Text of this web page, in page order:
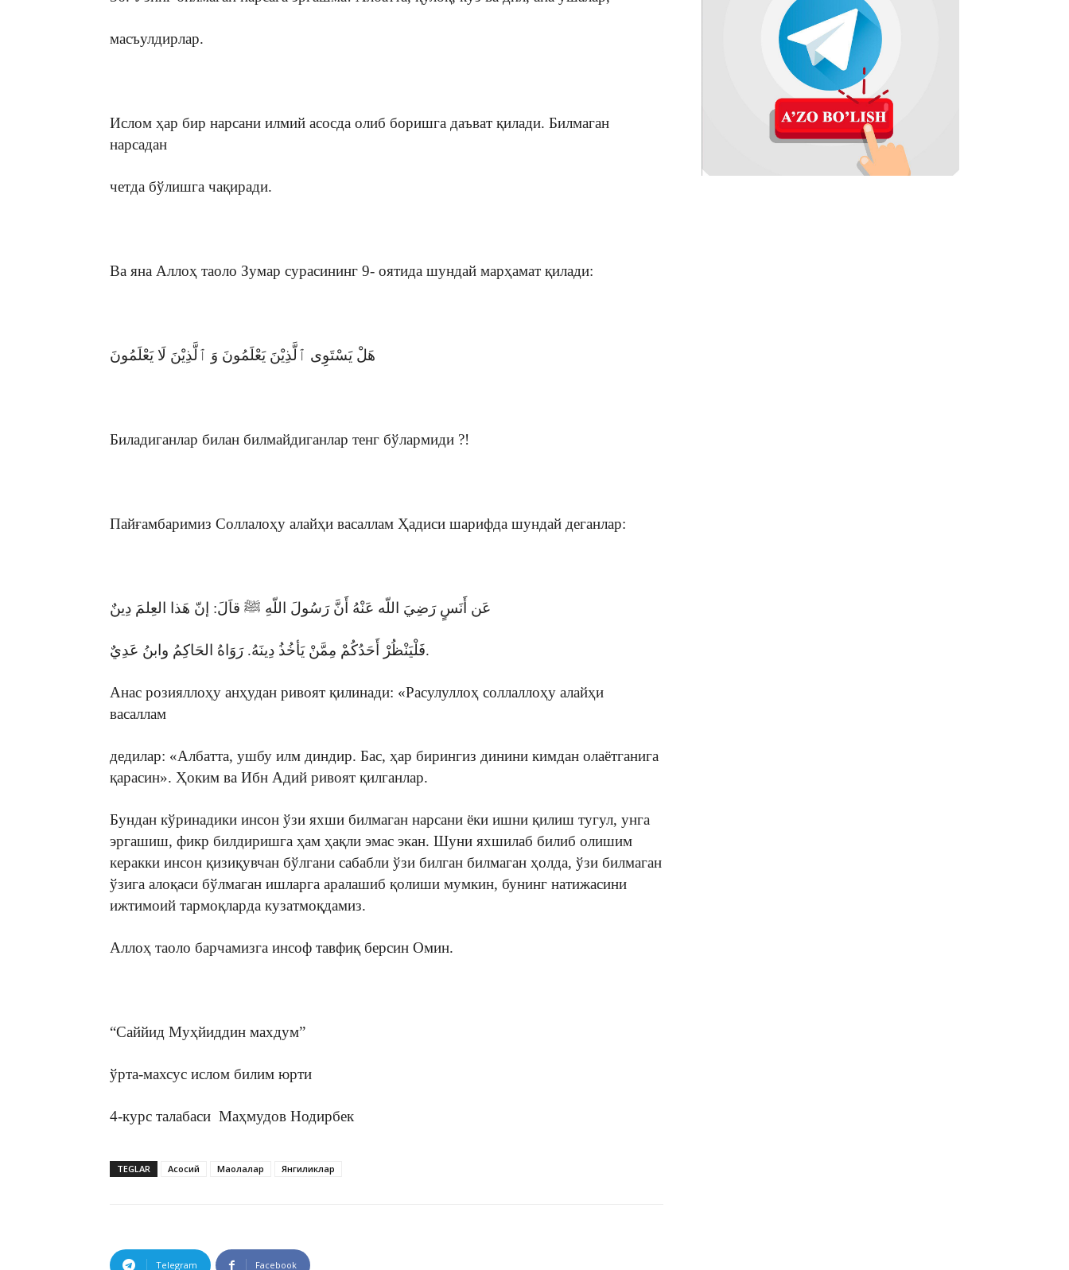
масъулдирлар.
Ислом ҳар бир нарсани илмий асосда олиб боришга даъват қилади. Билмаган
нарсадан
четда бўлишга чақиради.
Ва яна Аллоҳ таоло Зумар сурасининг 9- оятида шундай марҳамат қилади:
هَلْ يَسْتَوِى ٱلَّذِيْنَ يَعْلَمُونَ وَ ٱلَّذِيْنَ لَا يَعْلَمُونَ
Биладиганлар билан билмайдиганлар тенг бўлармиди ?!
Пайғамбаримиз Соллалоҳу алайҳи васаллам Ҳадиси шарифда шундай деганлар:
عَن أَنَسٍ رَضِيَ اللّه عَنْهُ أَنَّ رَسُولَ اللّهِ ﷺ قاَلَ: إنّ هَذا العِلمَ دِينٌ
فَلْيَنْظُرْ أَحَدُكُمْ مِمَّنْ يَأخُذُ دِينَهُ. رَوَاهُ الحَاكِمُ وابنُ عَدِيٌ.
Анас розияллоҳу анҳудан ривоят қилинади: «Расулуллоҳ соллаллоҳу алайҳи
васаллам
дедилар: «Албатта, ушбу илм диндир. Бас, ҳар бирингиз динини кимдан олаётганига
қарасин». Ҳоким ва Ибн Адий ривоят қилганлар.
Бундан кўринадики инсон ўзи яхши билмаган нарсани ёки ишни қилиш тугул, унга
эргашиш, фикр билдиришга ҳам ҳақли эмас экан. Шуни яхшилаб билиб олишим
керакки инсон қизиқувчан бўлгани сабабли ўзи билган билмаган ҳолда, ўзи билмаган
ўзига алоқаси бўлмаган ишларга аралашиб қолиши мумкин, бунинг натижасини
ижтимоий тармоқларда кузатмоқдамиз.
Аллоҳ таоло барчамизга инсоф тавфиқ берсин Омин.
“Саййид Муҳйиддин махдум”
ўрта-махсус ислом билим юрти
4-курс талабаси Маҳмудов Нодирбек
TEGLAR Асосий Мақолалар Янгиликлар
Telegram Facebook